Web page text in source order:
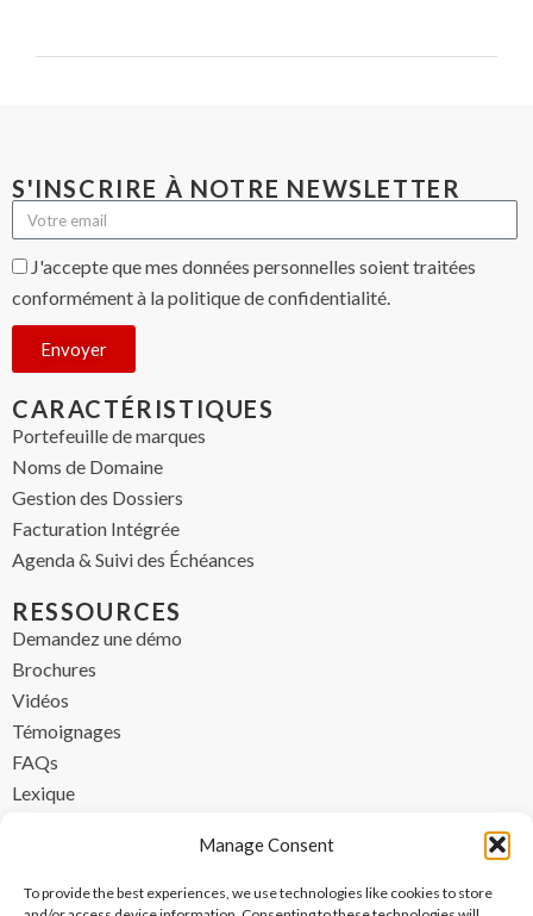
Manage Consent
To provide the best experiences, we use technologies like cookies to store
CARACTÉRISTIQUES
Portefeuille de marques
Noms de Domaine
Gestion des Dossiers
Facturation Intégrée
Agenda & Suivi des Échéances
S'INSCRIRE À NOTRE NEWSLETTER
J'accepte que mes données personnelles soient traitées
conformément à la politique de confidentialité.
Envoyer
RESSOURCES
Demandez une démo
Brochures
Vidéos
Témoignages
FAQs
Lexique
FR +33 (0) 1 84 17 45 32